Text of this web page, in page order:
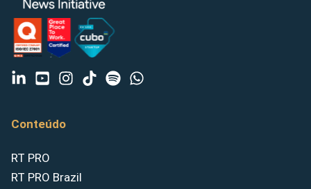
Conteúdo
RT PRO
RT PRO Brazil